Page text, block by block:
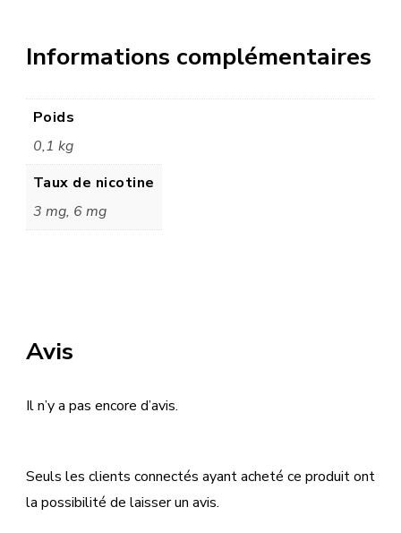
Informations complémentaires
Poids
0,1 kg
Taux de nicotine
3 mg, 6 mg
Avis
Il n’y a pas encore d’avis.
Seuls les clients connectés ayant acheté ce produit ont
la possibilité de laisser un avis.